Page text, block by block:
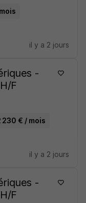
il y a 2 jours
-
F
230 € / mois
il y a 2 jours
-
F